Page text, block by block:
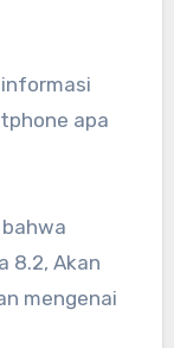
apa
8.2, Akan
mengenai